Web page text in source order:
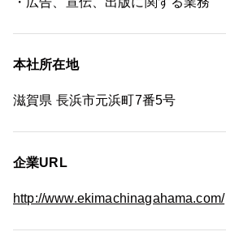
本社所在地
滋賀県 長浜市元浜町7番5号
企業URL
http://www.ekimachinagahama.com/